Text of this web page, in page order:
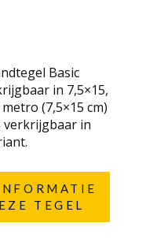
Basic
in 7,5×15,
(7,5×15 cm)
verkrijgbaar in
TEGEL